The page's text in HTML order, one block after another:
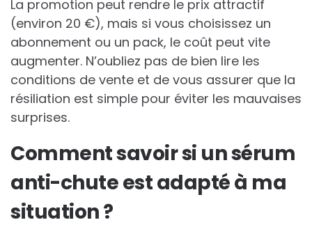
La promotion peut rendre le prix attractif
(environ 20 €), mais si vous choisissez un
abonnement ou un pack, le coût peut vite
augmenter. N’oubliez pas de bien lire les
conditions de vente et de vous assurer que la
résiliation est simple pour éviter les mauvaises
surprises.
Comment savoir si un sérum
anti-chute est adapté à ma
situation ?